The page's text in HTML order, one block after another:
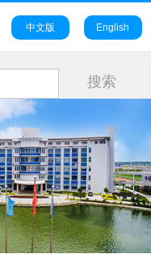
中文版 English